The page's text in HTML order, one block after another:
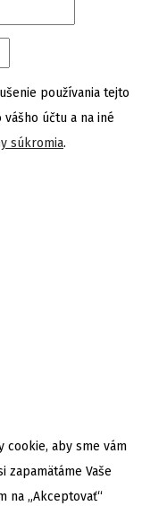
používania tejto
účtu a na iné
súkromia.
cookie, aby sme vám
zapamätáme Vaše
na „Akceptovať“